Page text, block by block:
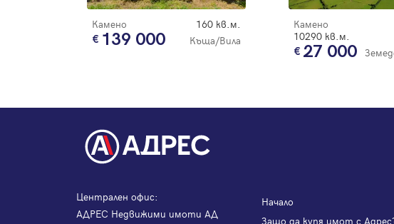
Камено 160 кв.м.
139 000 Къща/Вила
Камено
10290 кв.м.
27 000
Централен офис:
АДРЕС Недвижими имоти АД
Начало
Защо да купя имот с